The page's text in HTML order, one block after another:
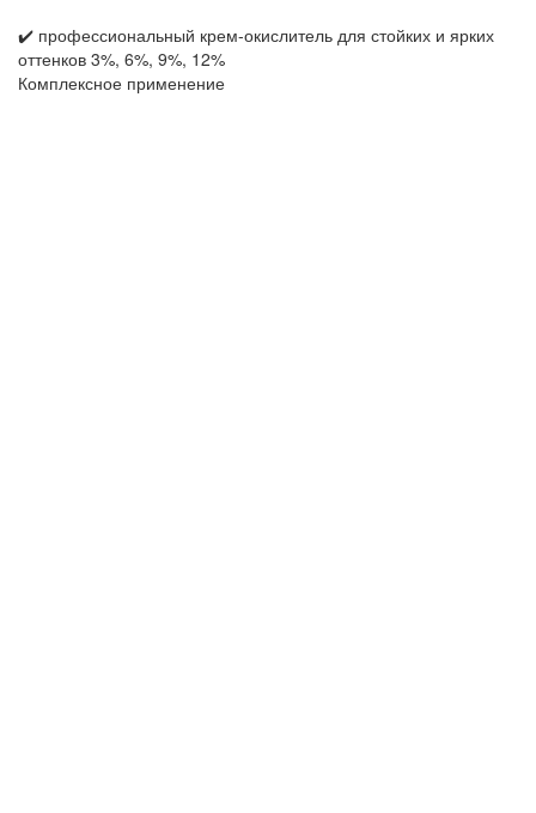
✔️ профессиональный крем-окислитель для стойких и ярких
оттенков 3%, 6%, 9%, 12%
Комплексное применение